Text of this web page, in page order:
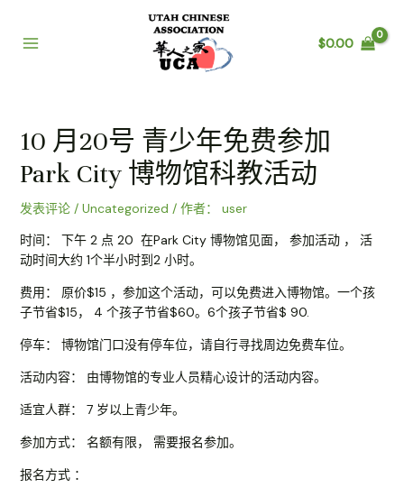
$0.00
10 月20号 青少年免费参加
Park City 博物馆科教活动
发表评论 / Uncategorized / 作者：
user
时间： 下午 2 点 20 在Park City 博物馆见面， 参加活动 ， 活
动时间大约 1个半小时到2 小时。
费用： 原价$15 ，参加这个活动，可以免费进入博物馆。一个孩
子节省$15， 4 个孩子节省$60。6个孩子节省$ 90.
停车： 博物馆门口没有停车位，请自行寻找周边免费车位。
活动内容： 由博物馆的专业人员精心设计的活动内容。
适宜人群： 7 岁以上青少年。
参加方式： 名额有限， 需要报名参加。
报名方式 ：